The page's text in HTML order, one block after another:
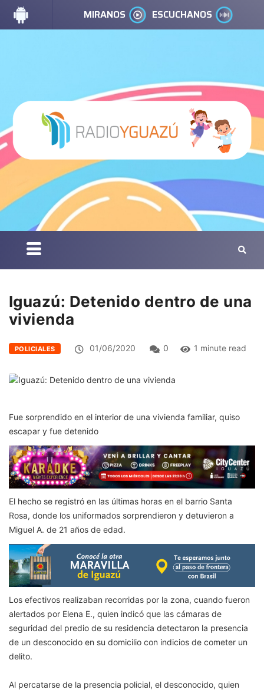
MIRANOS ESCUCHANOS
Iguazú: Detenido dentro de una
vivienda
POLICIALES 01/06/2020 0 1 minute read
Fue sorprendido en el interior de una vivienda familiar, quiso
escapar y fue detenido
El hecho se registró en las últimas horas en el barrio Santa
Rosa, donde los uniformados sorprendieron y detuvieron a
Miguel A. de 21 años de edad.
Los efectivos realizaban recorridas por la zona, cuando fueron
alertados por Elena E., quien indicó que las cámaras de
seguridad del predio de su residencia detectaron la presencia
de un desconocido en su domicilio con indicios de cometer un
delito.
Al percatarse de la presencia policial, el desconocido, quien